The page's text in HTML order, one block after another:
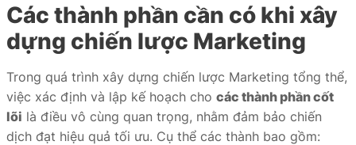
Các thành phần cần có khi xây
dựng chiến lược Marketing
Trong quá trình xây dựng chiến lược Marketing tổng thể,
việc xác định và lập kế hoạch cho các thành phần cốt
lõi là điều vô cùng quan trọng, nhằm đảm bảo chiến
dịch đạt hiệu quả tối ưu. Cụ thể các thành bao gồm: